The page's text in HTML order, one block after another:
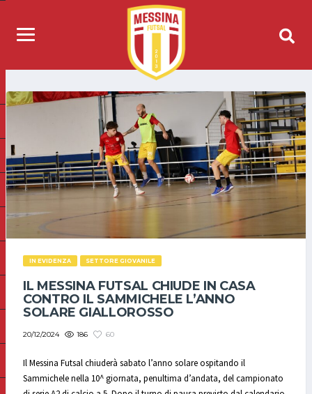
IN EVIDENZA SETTORE GIOVANILE
IL MESSINA FUTSAL CHIUDE IN CASA
CONTRO IL SAMMICHELE L’ANNO
SOLARE GIALLOROSSO
20/12/2024 186 60
Il Messina Futsal chiuderà sabato l’anno solare ospitando il
Sammichele nella 10^ giornata, penultima d’andata, del campionato